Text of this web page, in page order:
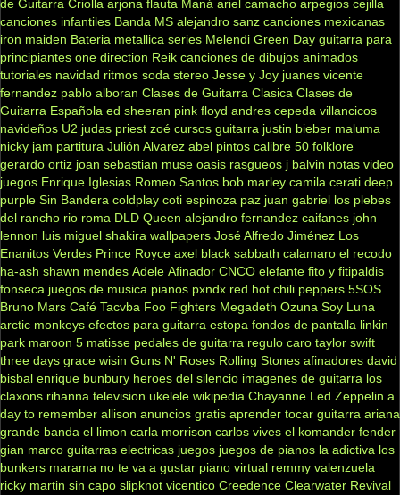
de Guitarra Criolla arjona flauta Maná ariel camacho arpegios cejilla
canciones infantiles Banda MS alejandro sanz canciones mexicanas
iron maiden Bateria metallica series Melendi Green Day guitarra para
principiantes one direction Reik canciones de dibujos animados
tutoriales navidad ritmos soda stereo Jesse y Joy juanes vicente
fernandez pablo alboran Clases de Guitarra Clasica Clases de
Guitarra Española ed sheeran pink floyd andres cepeda villancicos
navideños U2 judas priest zoé cursos guitarra justin bieber maluma
nicky jam partitura Julión Alvarez abel pintos calibre 50 folklore
gerardo ortiz joan sebastian muse oasis rasgueos j balvin notas video
juegos Enrique Iglesias Romeo Santos bob marley camila cerati deep
purple Sin Bandera coldplay coti espinoza paz juan gabriel los plebes
del rancho rio roma DLD Queen alejandro fernandez caifanes john
lennon luis miguel shakira wallpapers José Alfredo Jiménez Los
Enanitos Verdes Prince Royce axel black sabbath calamaro el recodo
ha-ash shawn mendes Adele Afinador CNCO elefante fito y fitipaldis
fonseca juegos de musica pianos pxndx red hot chili peppers 5SOS
Bruno Mars Café Tacvba Foo Fighters Megadeth Ozuna Soy Luna
arctic monkeys efectos para guitarra estopa fondos de pantalla linkin
park maroon 5 matisse pedales de guitarra regulo caro taylor swift
three days grace wisin Guns N' Roses Rolling Stones afinadores david
bisbal enrique bunbury heroes del silencio imagenes de guitarra los
claxons rihanna television ukelele wikipedia Chayanne Led Zeppelin a
day to remember allison anuncios gratis aprender tocar guitarra ariana
grande banda el limon carla morrison carlos vives el komander fender
gian marco guitarras electricas juegos juegos de pianos la adictiva los
bunkers marama no te va a gustar piano virtual remmy valenzuela
ricky martin sin capo slipknot vicentico Creedence Clearwater Revival